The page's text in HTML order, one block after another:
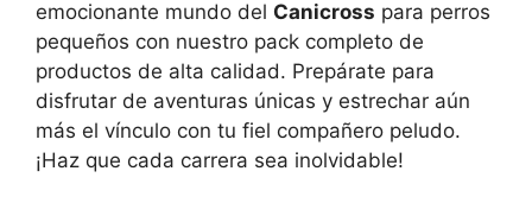
emocionante mundo del Canicross para perros
pequeños con nuestro pack completo de
productos de alta calidad. Prepárate para
disfrutar de aventuras únicas y estrechar aún
más el vínculo con tu fiel compañero peludo.
¡Haz que cada carrera sea inolvidable!